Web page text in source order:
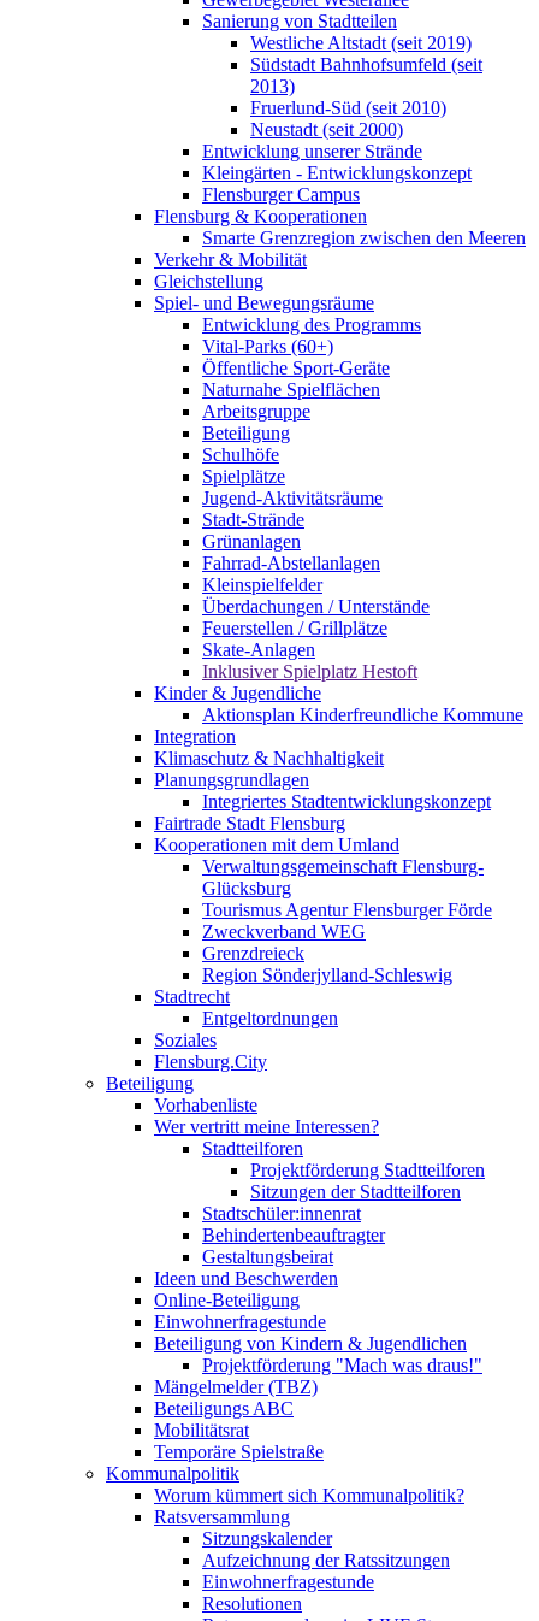
Sanierung von Stadtteilen
Westliche Altstadt (seit 2019)
Südstadt Bahnhofsumfeld (seit
2013)
Fruerlund-Süd (seit 2010)
Neustadt (seit 2000)
Entwicklung unserer Strände
Kleingärten - Entwicklungskonzept
Flensburger Campus
Flensburg & Kooperationen
Smarte Grenzregion zwischen den Meeren
Verkehr & Mobilität
Gleichstellung
Spiel- und Bewegungsräume
Entwicklung des Programms
Vital-Parks (60+)
Öffentliche Sport-Geräte
Naturnahe Spielflächen
Arbeitsgruppe
Beteiligung
Schulhöfe
Spielplätze
Jugend-Aktivitätsräume
Stadt-Strände
Grünanlagen
Fahrrad-Abstellanlagen
Kleinspielfelder
Überdachungen / Unterstände
Feuerstellen / Grillplätze
Skate-Anlagen
Inklusiver Spielplatz Hestoft
Kinder & Jugendliche
Aktionsplan Kinderfreundliche Kommune
Integration
Klimaschutz & Nachhaltigkeit
Planungsgrundlagen
Integriertes Stadtentwicklungskonzept
Fairtrade Stadt Flensburg
Kooperationen mit dem Umland
Verwaltungsgemeinschaft Flensburg-
Glücksburg
Tourismus Agentur Flensburger Förde
Zweckverband WEG
Grenzdreieck
Region Sönderjylland-Schleswig
Stadtrecht
Entgeltordnungen
Soziales
Flensburg.City
Beteiligung
Vorhabenliste
Wer vertritt meine Interessen?
Stadtteilforen
Projektförderung Stadtteilforen
Sitzungen der Stadtteilforen
Stadtschüler:innenrat
Behindertenbeauftragter
Gestaltungsbeirat
Ideen und Beschwerden
Online-Beteiligung
Einwohnerfragestunde
Beteiligung von Kindern & Jugendlichen
Projektförderung "Mach was draus!"
Mängelmelder (TBZ)
Beteiligungs ABC
Mobilitätsrat
Temporäre Spielstraße
Kommunalpolitik
Worum kümmert sich Kommunalpolitik?
Ratsversammlung
Sitzungskalender
Aufzeichnung der Ratssitzungen
Einwohnerfragestunde
Resolutionen